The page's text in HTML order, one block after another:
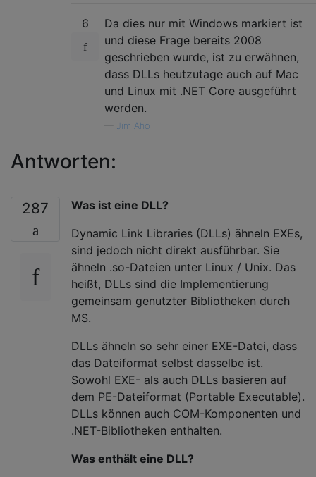
6
Da dies nur mit Windows markiert ist
und diese Frage bereits 2008
geschrieben wurde, ist zu erwähnen,
dass DLLs heutzutage auch auf Mac
und Linux mit .NET Core ausgeführt
werden.
Jim Aho
Antworten:
287
Was ist eine DLL?
Dynamic Link Libraries (DLLs) ähneln EXEs,
sind jedoch nicht direkt ausführbar. Sie
ähneln .so-Dateien unter Linux / Unix. Das
heißt, DLLs sind die Implementierung
gemeinsam genutzter Bibliotheken durch
MS.
DLLs ähneln so sehr einer EXE-Datei, dass
das Dateiformat selbst dasselbe ist.
Sowohl EXE- als auch DLLs basieren auf
dem PE-Dateiformat (Portable Executable).
DLLs können auch COM-Komponenten und
.NET-Bibliotheken enthalten.
Was enthält eine DLL?